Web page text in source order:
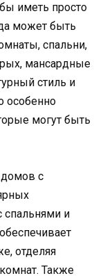
иметь просто
может быть
спальни,
мансардные
стиль и
особенно
могут быть
с
спальнями и
отделяя
Также